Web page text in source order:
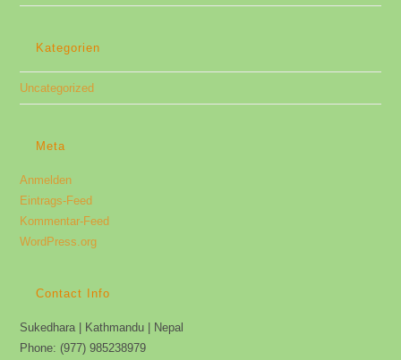
Kategorien
Uncategorized
Meta
Anmelden
Eintrags-Feed
Kommentar-Feed
WordPress.org
Contact Info
Sukedhara | Kathmandu | Nepal
Phone: (977) 985238979